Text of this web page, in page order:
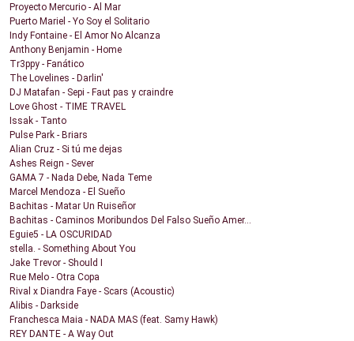
Proyecto Mercurio - Al Mar
Puerto Mariel - Yo Soy el Solitario
Indy Fontaine - El Amor No Alcanza
Anthony Benjamin - Home
Tr3ppy - Fanático
The Lovelines - Darlin'
DJ Matafan - Sepi - Faut pas y craindre
Love Ghost - TIME TRAVEL
Issak - Tanto
Pulse Park - Briars
Alian Cruz - Si tú me dejas
Ashes Reign - Sever
GAMA 7 - Nada Debe, Nada Teme
Marcel Mendoza - El Sueño
Bachitas - Matar Un Ruiseñor
Bachitas - Caminos Moribundos Del Falso Sueño Amer...
Eguie5 - LA OSCURIDAD
stella. - Something About You
Jake Trevor - Should I
Rue Melo - Otra Copa
Rival x Diandra Faye - Scars (Acoustic)
Alibis - Darkside
Franchesca Maia - NADA MAS (feat. Samy Hawk)
REY DANTE - A Way Out